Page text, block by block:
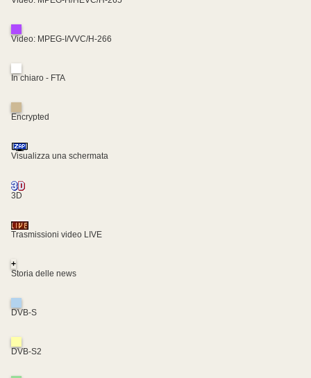
Video: MPEG-I/VVC/H-266
In chiaro - FTA
Encrypted
Visualizza una schermata
3D
Trasmissioni video LIVE
+
Storia delle news
DVB-S
DVB-S2